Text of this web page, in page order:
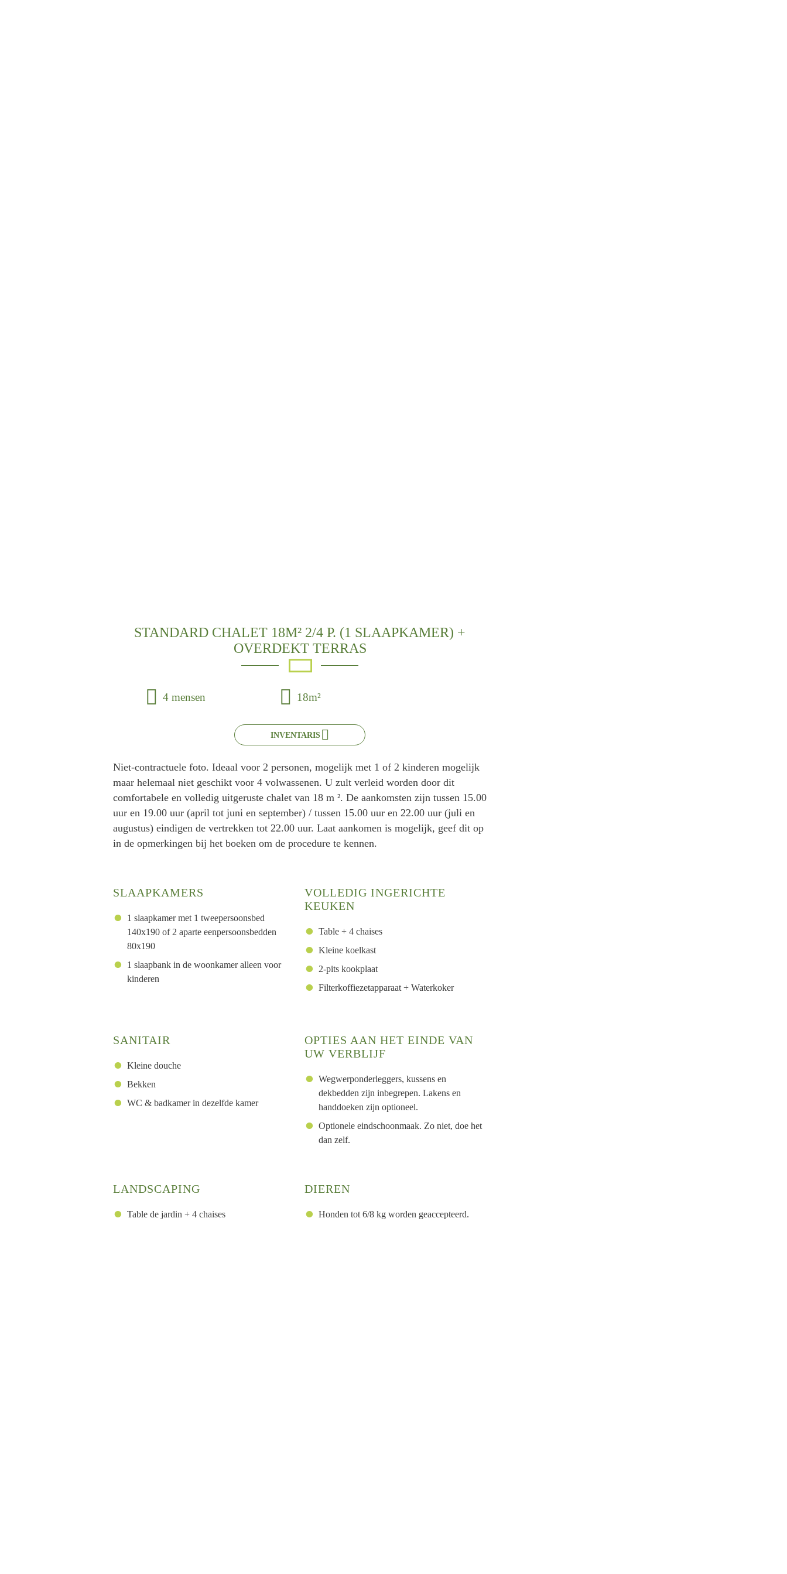
STANDARD CHALET 18M² 2/4 P. (1 SLAAPKAMER) +
OVERDEKT TERRAS
4 mensen 18m²
INVENTARIS
Niet-contractuele foto. Ideaal voor 2 personen, mogelijk met 1 of 2 kinderen mogelijk
maar helemaal niet geschikt voor 4 volwassenen. U zult verleid worden door dit
comfortabele en volledig uitgeruste chalet van 18 m ². De aankomsten zijn tussen 15.00
uur en 19.00 uur (april tot juni en september) / tussen 15.00 uur en 22.00 uur (juli en
augustus) eindigen de vertrekken tot 22.00 uur. Laat aankomen is mogelijk, geef dit op
in de opmerkingen bij het boeken om de procedure te kennen.
SLAAPKAMERS
1 slaapkamer met 1 tweepersoonsbed
140x190 of 2 aparte eenpersoonsbedden
80x190
1 slaapbank in de woonkamer alleen voor
kinderen
VOLLEDIG INGERICHTE
KEUKEN
Table + 4 chaises
Kleine koelkast
2-pits kookplaat
Filterkoffiezetapparaat + Waterkoker
SANITAIR
Kleine douche
Bekken
WC & badkamer in dezelfde kamer
OPTIES AAN HET EINDE VAN
UW VERBLIJF
Wegwerponderleggers, kussens en
dekbedden zijn inbegrepen. Lakens en
handdoeken zijn optioneel.
Optionele eindschoonmaak. Zo niet, doe het
dan zelf.
LANDSCAPING
Table de jardin + 4 chaises
DIEREN
Honden tot 6/8 kg worden geaccepteerd.